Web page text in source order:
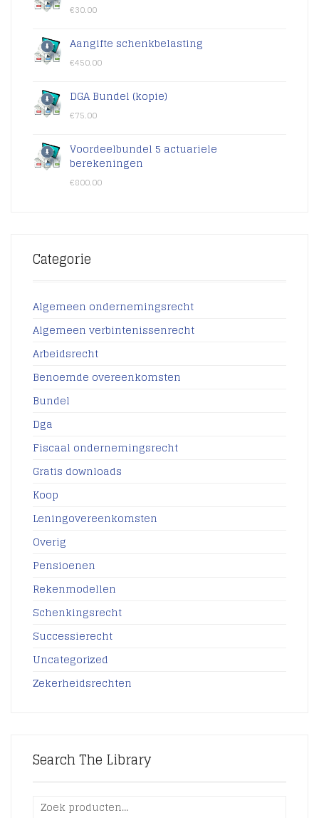
€30.00
Aangifte schenkbelasting
€450.00
DGA Bundel (kopie)
€75.00
Voordeelbundel 5 actuariele
berekeningen
€800.00
Categorie
Algemeen ondernemingsrecht
Algemeen verbintenissenrecht
Arbeidsrecht
Benoemde overeenkomsten
Bundel
Dga
Fiscaal ondernemingsrecht
Gratis downloads
Koop
Leningovereenkomsten
Overig
Pensioenen
Rekenmodellen
Schenkingsrecht
Successierecht
Uncategorized
Zekerheidsrechten
Search The Library